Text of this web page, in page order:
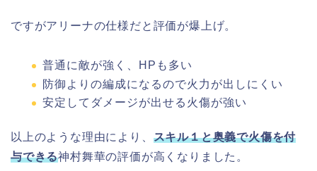
ですがアリーナの仕様だと評価が爆上げ。
普通に敵が強く、HPも多い
防御よりの編成になるので火力が出しにくい
安定してダメージが出せる火傷が強い
以上のような理由により、 スキル１と奥義で火傷を付
与できる神村舞華の評価が高くなりました。